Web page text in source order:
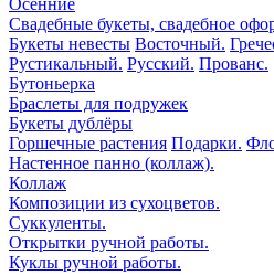
Осенние
Свадебные букеты, свадебное
Букеты невесты Восточный.
Рустикальный. Русский. Прованс.
Бутоньерка
Браслеты для подружек
Букеты дублёры
Горшечные растения Подарки.
Настенное панно (коллаж).
Коллаж
Композиции из сухоцветов.
Суккуленты.
Открытки ручной работы.
Куклы ручной работы.